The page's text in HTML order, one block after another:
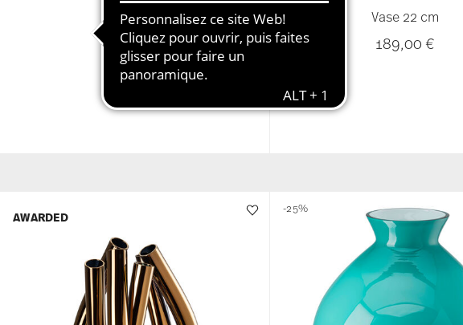
Vase 22 cm
189,00 €
Vase 22 cm
189,00 €
AWARDED
-25%